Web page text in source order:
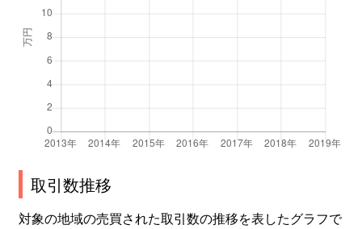
取引数推移
対象の地域の売買された取引数の推移を表したグラフで